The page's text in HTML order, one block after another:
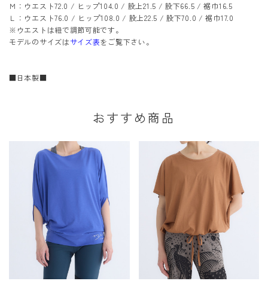
Ｍ：ウエスト72.0 / ヒップ104.0 / 股上21.5 / 股下66.5 / 裾巾16.5
Ｌ：ウエスト76.0 / ヒップ108.0 / 股上22.5 / 股下70.0 / 裾巾17.0
※ウエストは紐で調節可能です。
モデルのサイズはサイズ表をご覧下さい。
■日本製■
おすすめ商品